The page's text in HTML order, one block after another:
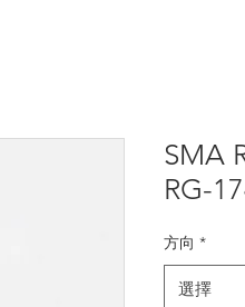
SMA
RG-
方向 *
選擇